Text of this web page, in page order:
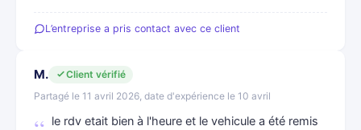
L’entreprise a pris contact avec ce client
M.
Client vérifié
Partagé le 11 avril 2026, date d'expérience le 10 avril
le rdv etait bien à l'heure et le vehicule a été remis